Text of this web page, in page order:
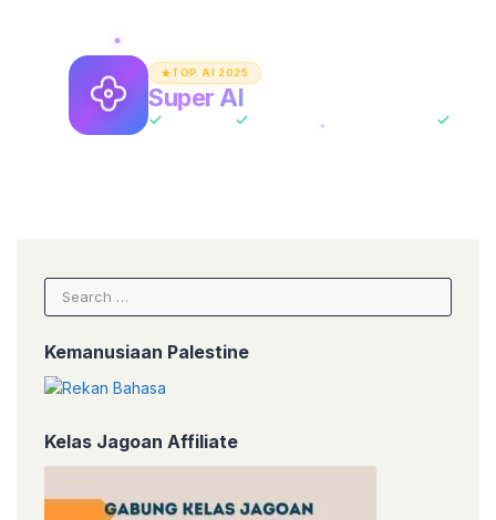
TOP AI 2025
Super AI
ChatGPT + Claude + Gemini
Search
for:
Kemanusiaan Palestine
Kelas Jagoan Affiliate